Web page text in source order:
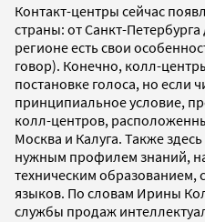
Контакт-центры сейчас
страны: от Санкт-
регионе есть свои
говор). Конечно, колл-
постановке голоса, но если
принципиальное условие,
колл-центров,
Москва и Калуга. Также
нужным профилем знаний,
техническим образованием,
языков. По словам Ирины
службы продаж